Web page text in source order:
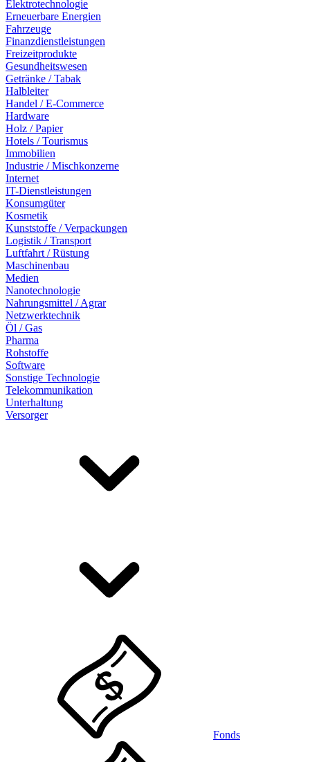
Elektrotechnologie
Erneuerbare Energien
Fahrzeuge
Finanzdienstleistungen
Freizeitprodukte
Gesundheitswesen
Getränke / Tabak
Halbleiter
Handel / E-Commerce
Hardware
Holz / Papier
Hotels / Tourismus
Immobilien
Industrie / Mischkonzerne
Internet
IT-Dienstleistungen
Konsumgüter
Kosmetik
Kunststoffe / Verpackungen
Logistik / Transport
Luftfahrt / Rüstung
Maschinenbau
Medien
Nanotechnologie
Nahrungsmittel / Agrar
Netzwerktechnik
Öl / Gas
Pharma
Rohstoffe
Software
Sonstige Technologie
Telekommunikation
Unterhaltung
Versorger
Fonds